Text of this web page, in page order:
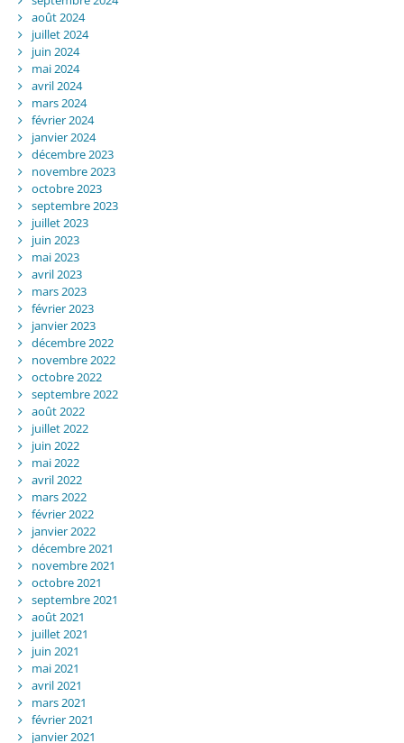
août 2024
juillet 2024
juin 2024
mai 2024
avril 2024
mars 2024
février 2024
janvier 2024
décembre 2023
novembre 2023
octobre 2023
septembre 2023
juillet 2023
juin 2023
mai 2023
avril 2023
mars 2023
février 2023
janvier 2023
décembre 2022
novembre 2022
octobre 2022
septembre 2022
août 2022
juillet 2022
juin 2022
mai 2022
avril 2022
mars 2022
février 2022
janvier 2022
décembre 2021
novembre 2021
octobre 2021
septembre 2021
août 2021
juillet 2021
juin 2021
mai 2021
avril 2021
mars 2021
février 2021
janvier 2021